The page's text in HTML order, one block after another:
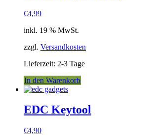
€4,99
inkl. 19 % MwSt.
zzgl. Versandkosten
Lieferzeit: 2-3 Tage
In den Warenkorb
EDC Keytool
€4,90